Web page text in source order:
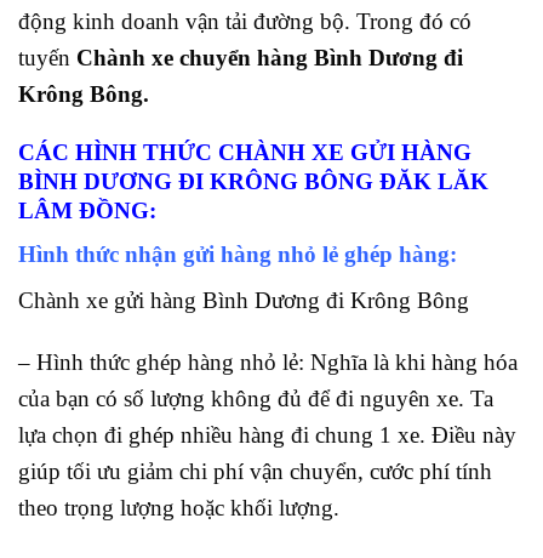
động kinh doanh vận tải đường bộ. Trong đó có
tuyến Chành xe chuyển hàng Bình Dương đi
Krông Bông.
CÁC HÌNH THỨC CHÀNH XE GỬI HÀNG
BÌNH DƯƠNG ĐI KRÔNG BÔNG ĐĂK LĂK
LÂM ĐỒNG:
Hình thức nhận gửi hàng nhỏ lẻ ghép hàng:
Chành xe gửi hàng Bình Dương đi Krông Bông
– Hình thức ghép hàng nhỏ lẻ: Nghĩa là khi hàng hóa
của bạn có số lượng không đủ để đi nguyên xe. Ta
lựa chọn đi ghép nhiều hàng đi chung 1 xe. Điều này
giúp tối ưu giảm chi phí vận chuyển, cước phí tính
theo trọng lượng hoặc khối lượng.